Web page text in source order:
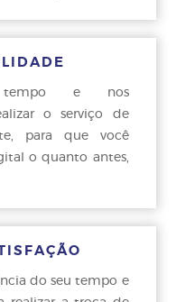
tempo e nos
o serviço de
para que você
o quanto antes,
do seu tempo e